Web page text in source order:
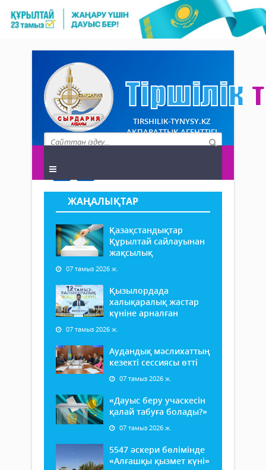
TIRSHILIK-TYNYSY.KZ
АҚПАРАТТЫҚ АГЕНТТІГІ
ЖАҢАЛЫҚТАР
Қазақстандықтар
Құрылтай сайлауынан
жақсылық
07 тамыз 2026 ж.
Қызылордада
халықаралық жастар
күніне арналған
07 тамыз 2026 ж.
Аудандық мәслихаттың
кезекті сессиясы өтті
07 тамыз 2026 ж.
«Дауыс беру учаскесін
қалай табуға болады?»
07 тамыз 2026 ж.
5547 әскери бөлімінде
«Алғашқы қызмет күні»